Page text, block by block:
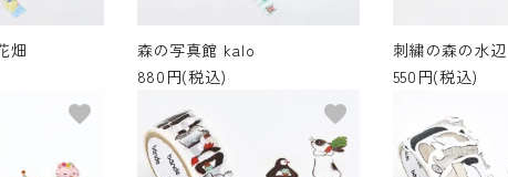
畑
森の写真館 kalo
880円(税込)
刺繍の森の水辺
550円(税込)
favorite favorite